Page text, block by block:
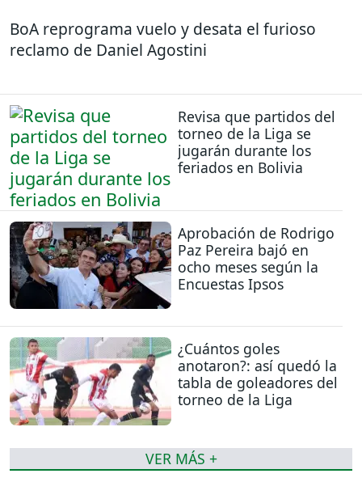
BoA reprograma vuelo y desata el furioso
reclamo de Daniel Agostini
Revisa que partidos del
torneo de la Liga se
jugarán durante los
feriados en Bolivia
Aprobación de Rodrigo
Paz Pereira bajó en
ocho meses según la
Encuestas Ipsos
¿Cuántos goles
anotaron?: así quedó la
tabla de goleadores del
torneo de la Liga
VER MÁS +